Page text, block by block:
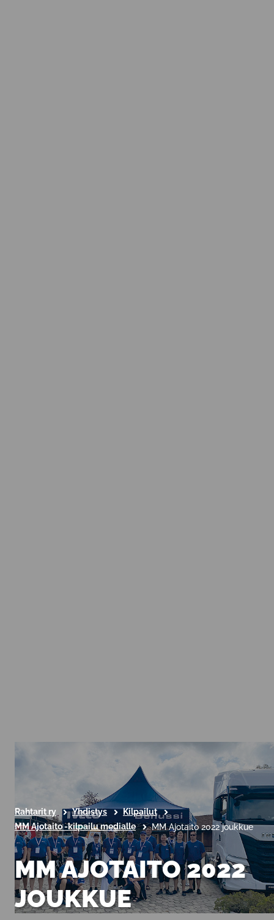
Rahtarit ry Yhdistys
Kilpailut
MM Ajotaito -kilpailu medialle
MM Ajotaito 2022 joukkue
MM AJOTAITO 2022
JOUKKUE